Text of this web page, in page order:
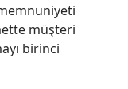
müşteri
birinci